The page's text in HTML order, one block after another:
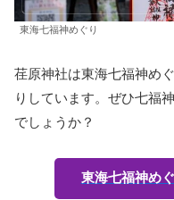
東海七福神めぐり
荏原神社は東海七福神め
りしています。ぜひ七福
でしょうか？
東海七福神め